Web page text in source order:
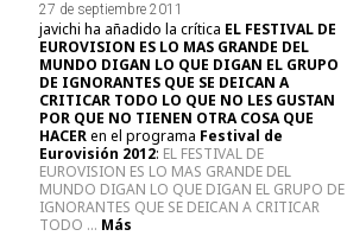
27 de septiembre 2011
javichi ha añadido la crítica EL FESTIVAL DE
EUROVISION ES LO MAS GRANDE DEL
MUNDO DIGAN LO QUE DIGAN EL GRUPO
DE IGNORANTES QUE SE DEICAN A
CRITICAR TODO LO QUE NO LES GUSTAN
POR QUE NO TIENEN OTRA COSA QUE
HACERen el programa Festival de
Eurovisión 2012: EL FESTIVAL DE
EUROVISION ES LO MAS GRANDE DEL
MUNDO DIGAN LO QUE DIGAN EL GRUPO DE
IGNORANTES QUE SE DEICAN A CRITICAR
TODO ... Más